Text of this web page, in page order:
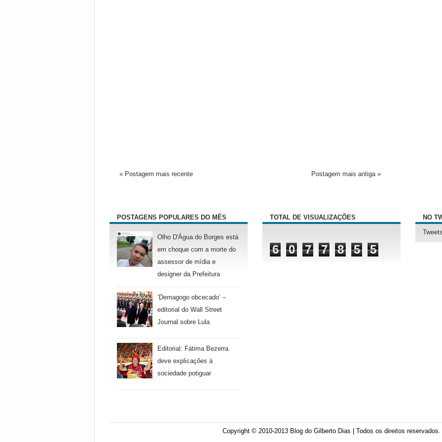
« Postagem mais recente Postagem mais antiga »
POSTAGENS POPULARES DO MÊS
Olho D'Água do Borges está
em choque com a morte do
assessor de mídia e
designer da Prefeitura
‘Demagogo obcecado’ –
editorial do Wall Street
Journal sobre Lula
Editorial: Fátima Bezerra
deve explicações à
sociedade potiguar
TOTAL DE VISUALIZAÇÕES
6 0 7 7 8 5 5
NO
Copyright © 2010-2013 Blog do Gilberto Dias | Todos os direitos reservados.